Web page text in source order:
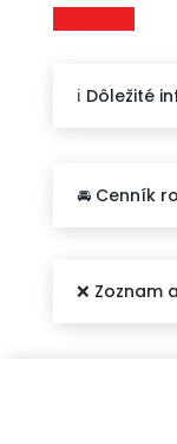
ℹ️ Dôležité
🚘 Cenník
❌ Zoznam